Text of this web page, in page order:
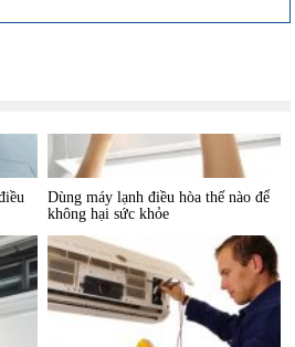
Dùng máy lạnh điều hòa thế nào để
không hại sức khỏe